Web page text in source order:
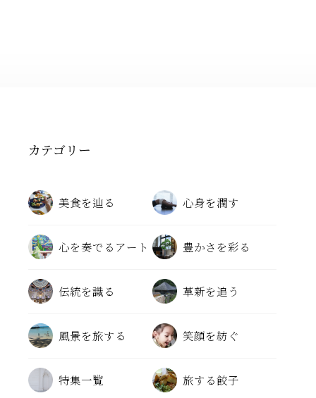
カテゴリー
美食を辿る 心身を潤す
心を奏でるアート 豊かさを彩る
伝統を識る 革新を追う
風景を旅する 笑顔を紡ぐ
特集一覧 旅する餃子